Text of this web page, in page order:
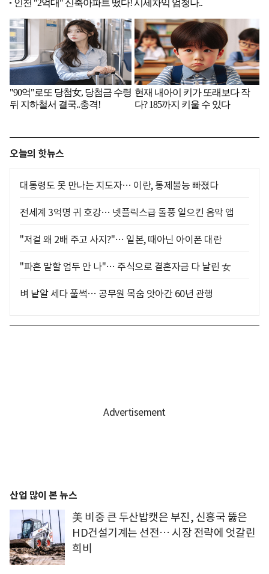
오늘의 핫뉴스
대통령도 못 만나는 지도자… 이란, 통제불능 빠졌다
전세계 3억명 귀 호강… 넷플릭스급 돌풍 일으킨 음악 앱
"저걸 왜 2배 주고 사지?"… 일본, 때아닌 아이폰 대란
"파혼 말할 엄두 안 나"… 주식으로 결혼자금 다 날린 女
벼 낱알 세다 풀썩… 공무원 목숨 앗아간 60년 관행
산업 많이 본 뉴스
美 비중 큰 두산밥캣은 부진, 신흥국 뚫은
HD건설기계는 선전… 시장 전략에 엇갈린
희비